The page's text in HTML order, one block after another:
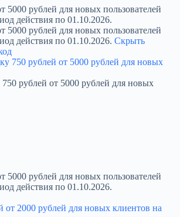
5000 рублей для новых пользователей
действия по 01.10.2026.
5000 рублей для новых пользователей
действия по 01.10.2026. Скрыть
рублей от 5000 рублей для новых
5000 рублей для новых пользователей
действия по 01.10.2026.